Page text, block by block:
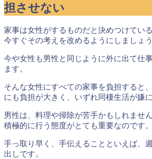
担させない
家事は女性がするものだと決めつけてい
今すぐその考えを改めるようにしましょう
今や女性も男性と同じように外に出て仕
ます。
そんな女性にすべての家事を負担すると
にも負担が大きく、いずれ同棲生活が嫌
男性は、料理や掃除が苦手かもしれません
積極的に行う態度がとても重要なのです。
手っ取り早く、手伝えることといえば、
出しです。